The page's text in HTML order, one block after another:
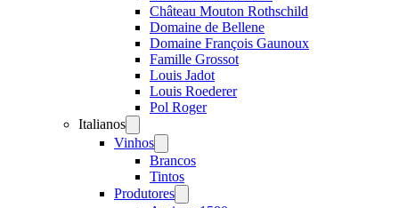
Château Mouton Rothschild
Domaine de Bellene
Domaine François Gaunoux
Famille Grossot
Louis Jadot
Louis Roederer
Pol Roger
Italianos
menu
Vinhos
menu
Brancos
Tintos
Produtores